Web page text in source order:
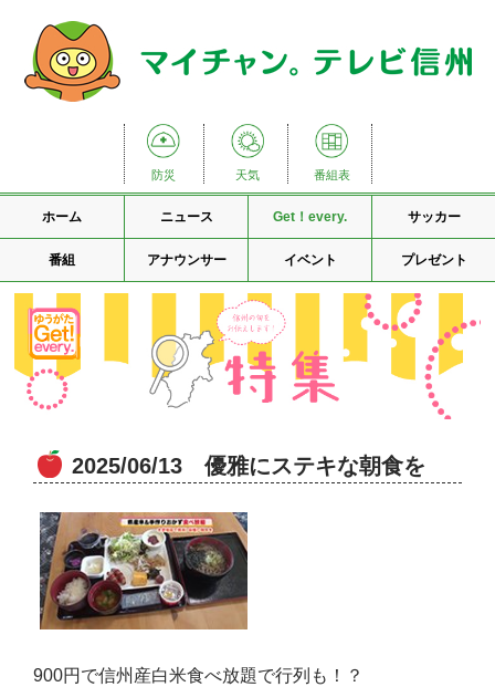
防災 天気 番組表
ホーム ニュース Get！every. サッカー
番組 アナウンサー イベント プレゼント
2025/06/13 優雅にステキな朝食を
900円で信州産白米食べ放題で行列も！？